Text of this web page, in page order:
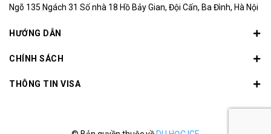
Ngõ 135 Ngách 31 Số nhà 18 Hồ Bảy Gian, Đội Cấn, Ba Đình, Hà Nội
HƯỚNG DẪN
CHÍNH SÁCH
THÔNG TIN VISA